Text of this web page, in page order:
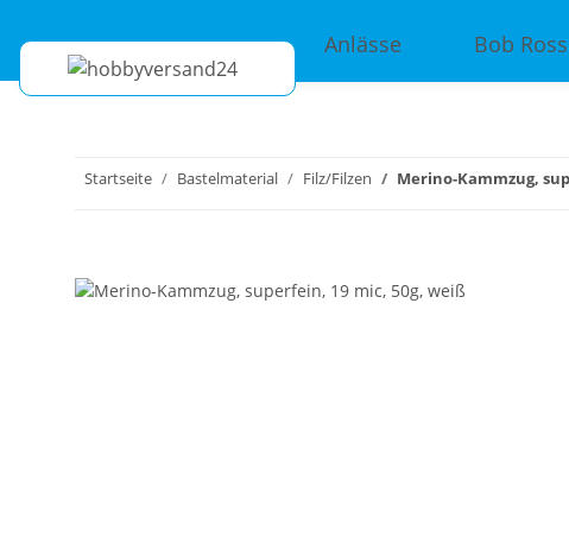
Anlässe Bob Ross
Startseite Bastelmaterial Filz/Filzen Merino-Kammzug,